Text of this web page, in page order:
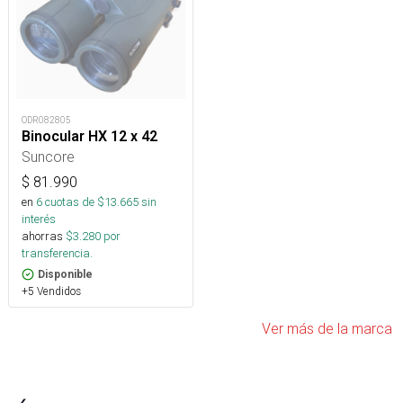
ODR082805
Binocular HX 12 x 42
Suncore
$ 81.990
en 6cuotas de $13.665sin
interés
ahorras $3.280 por
transferencia.
Disponible
+5 Vendidos
Ver más de la marca